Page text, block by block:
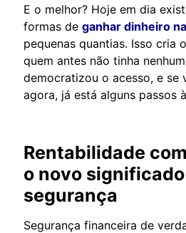
E o melhor? Hoje em dia
formas de ganhar dinheiro
pequenas quantias. Isso cria
quem antes não tinha
democratizou o acesso, e se
agora, já está alguns passos
Rentabilidade
o novo
segurança
Segurança financeira de